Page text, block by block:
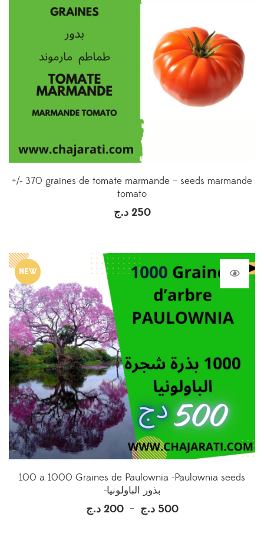
+/- 370 graines de tomate marmande – seeds marmande
tomato
250 د.ج
NEW
100 a 1000 Graines de Paulownia -Paulownia seeds
-بذور الباولونيا
200 د.ج – 500 د.ج
Plage